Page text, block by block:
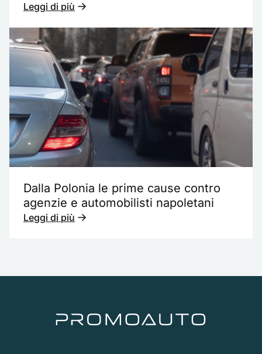
Leggi di più
Dalla Polonia le prime cause contro
agenzie e automobilisti napoletani
Leggi di più